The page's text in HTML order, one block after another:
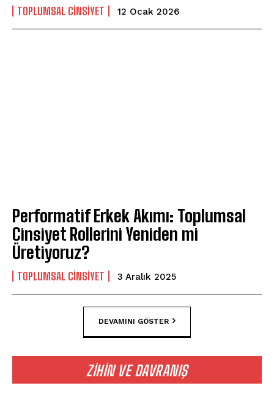
TOPLUMSAL CINSIYET 12 Ocak 2026
Performatif Erkek Akımı: Toplumsal
Cinsiyet Rollerini Yeniden mi
Üretiyoruz?
TOPLUMSAL CINSIYET 3 Aralık 2025
DEVAMINI GÖSTER
ZIHIN VE DAVRANIŞ